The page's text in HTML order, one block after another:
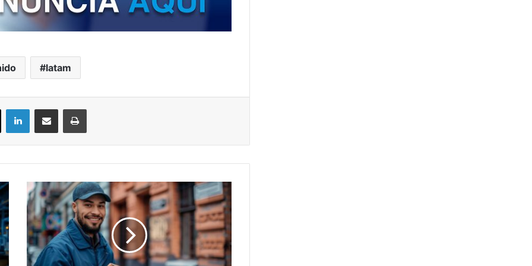
latam
X LinkedInCompartir por correo electrónicoImprimir
Atención
al
Cliente:
Cómo
la
IA
Está